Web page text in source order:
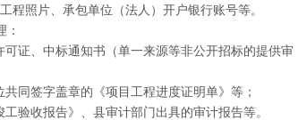
照片、承包单位（法人）开户银行账号等。
证、中标通知书（单一来源等非公开招标的提供审
同签字盖章的《项目工程进度证明单》等；
验收报告》、县审计部门出具的审计报告等。